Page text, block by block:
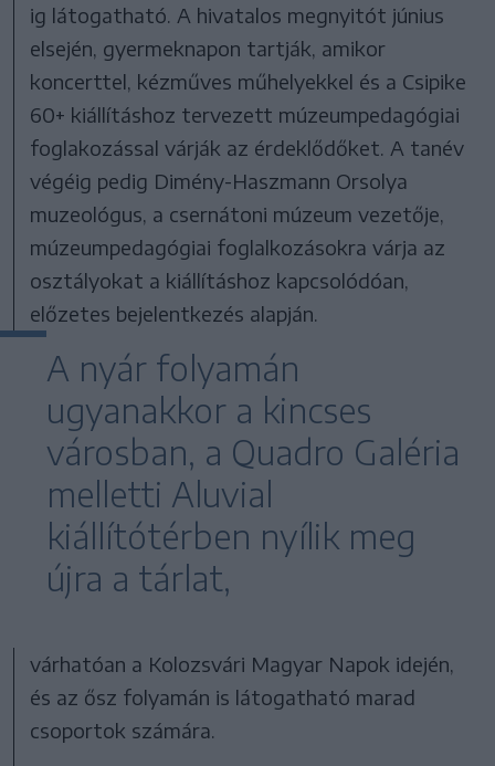
ig látogatható. A hivatalos megnyitót június
elsején, gyermeknapon tartják, amikor
koncerttel, kézműves műhelyekkel és a Csipike
60+ kiállításhoz tervezett múzeumpedagógiai
foglakozással várják az érdeklődőket. A tanév
végéig pedig Dimény-Haszmann Orsolya
muzeológus, a csernátoni múzeum vezetője,
múzeumpedagógiai foglalkozásokra várja az
osztályokat a kiállításhoz kapcsolódóan,
előzetes bejelentkezés alapján.
A nyár folyamán
ugyanakkor a kincses
városban, a Quadro Galéria
melletti Aluvial
kiállítótérben nyílik meg
újra a tárlat,
várhatóan a Kolozsvári Magyar Napok idején,
és az ősz folyamán is látogatható marad
csoportok számára.